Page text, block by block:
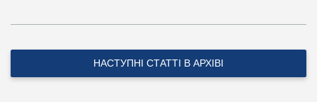
НАСТУПНІ СТАТТІ В АРХІВІ